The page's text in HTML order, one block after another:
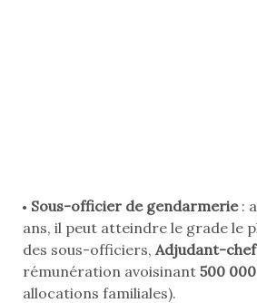
Sous-officier de gendarmerie:
ans, il peut atteindre le grade le
des sous-officiers, Adjudant-
rémunération avoisinant 500
allocations familiales).